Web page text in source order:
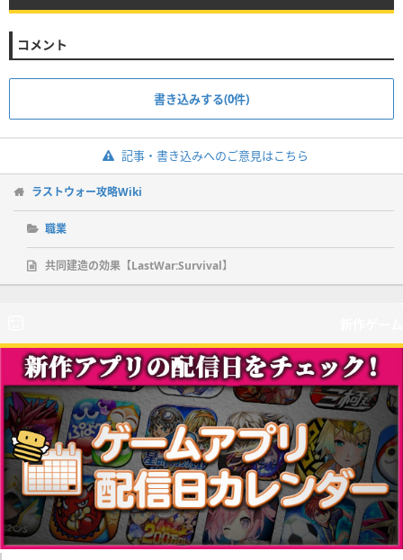
コメント
書き込みする(0件)
記事・書き込みへのご意見はこちら
ラストウォー攻略Wiki
職業
共同建造の効果【LastWar:Survival】